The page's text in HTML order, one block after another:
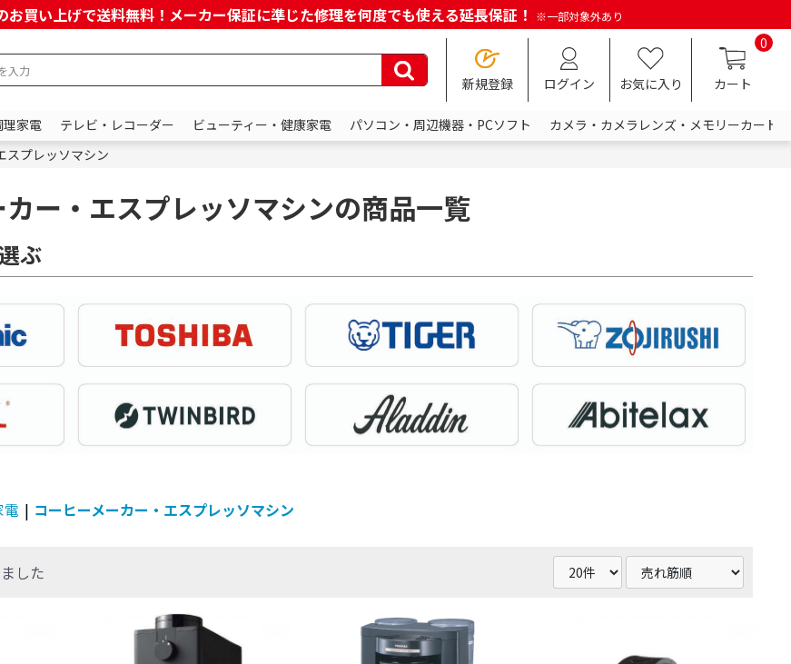
買い上げで送料無料！メーカー保証に準じた修理を何度でも使える延長保証！ ※一部対象外あり
新規登録 ログイン お気に入り
0
カート
理家電 テレビ・レコーダー ビューティー・健康家電 パソコン・周辺機器・PCソフト
カメラ・カメラレンズ・メモリーカード
スプレッソマシン
ー・エスプレッソマシンの商品一覧
ぶ
電 | コーヒーメーカー・エスプレッソマシン
した